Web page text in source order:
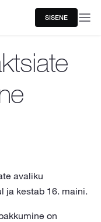
SISENE
avaliku
ja kestab 16. maini.
on